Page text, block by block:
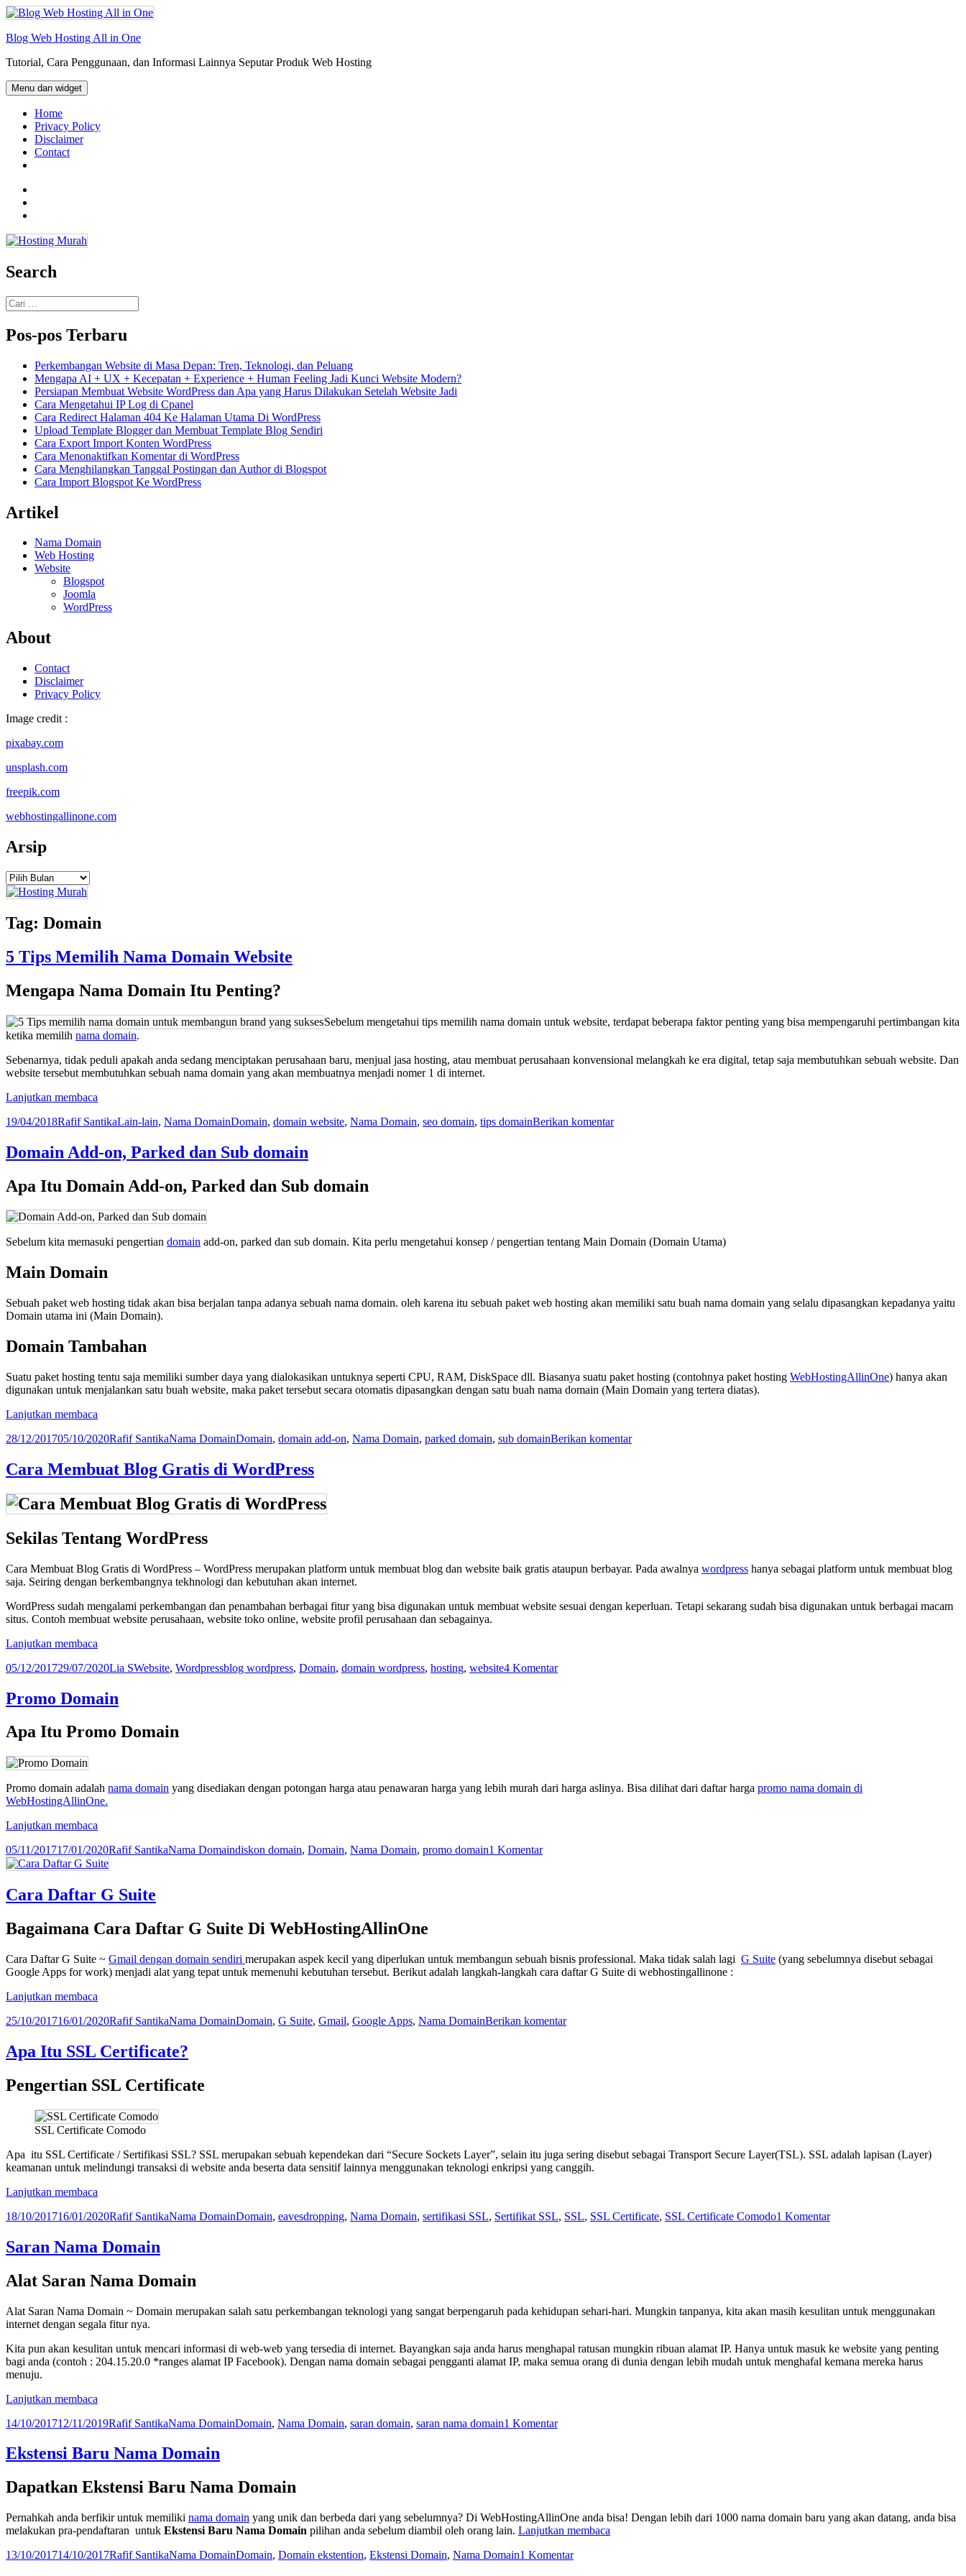
Langsung
ke
isi
Blog Web Hosting All in One
Tutorial, Cara Penggunaan, dan Informasi Lainnya Seputar Produk Web Hosting
Menu dan widget
Home
Privacy Policy
Disclaimer
Contact
Search
Cari
untuk:
Pos-pos Terbaru
Perkembangan Website di Masa Depan: Tren, Teknologi, dan Peluang
Mengapa AI + UX + Kecepatan + Experience + Human Feeling Jadi Kunci Website Modern?
Persiapan Membuat Website WordPress dan Apa yang Harus Dilakukan Setelah Website Jadi
Cara Mengetahui IP Log di Cpanel
Cara Redirect Halaman 404 Ke Halaman Utama Di WordPress
Upload Template Blogger dan Membuat Template Blog Sendiri
Cara Export Import Konten WordPress
Cara Menonaktifkan Komentar di WordPress
Cara Menghilangkan Tanggal Postingan dan Author di Blogspot
Cara Import Blogspot Ke WordPress
Artikel
Nama Domain
Web Hosting
Website
Blogspot
Joomla
WordPress
About
Contact
Disclaimer
Privacy Policy
Image credit :
pixabay.com
unsplash.com
freepik.com
webhostingallinone.com
Arsip
Arsip
Tag: Domain
5 Tips Memilih Nama Domain Website
Mengapa Nama Domain Itu Penting?
Sebelum mengetahui tips memilih nama domain untuk website, terdapat beberapa faktor penting yang bisa mempengaruhi pertimbangan kita
ketika memilih nama domain.
Sebenarnya, tidak peduli apakah anda sedang menciptakan perusahaan baru, menjual jasa hosting, atau membuat perusahaan konvensional melangkah ke era digital, tetap saja membutuhkan sebuah website. Dan
website tersebut membutuhkan sebuah nama domain yang akan membuatnya menjadi nomer 1 di internet.
Lanjutkan membaca
Memilih
Domain
Website
Diposkan
19/04/2018Penulis
Rafif SantikaKategori
Lain-lain, Nama DomainTag
Domain, domain website, Nama Domain, seo domain, tips domainBerikan komentaruntuk
Domain Add-on, Parked dan Sub domain
Apa Itu Domain Add-on, Parked dan Sub domain
Sebelum kita memasuki pengertian domain add-on, parked dan sub domain. Kita perlu mengetahui konsep / pengertian tentang Main Domain (Domain Utama)
Main Domain
Sebuah paket web hosting tidak akan bisa berjalan tanpa adanya sebuah nama domain. oleh karena itu sebuah paket web hosting akan memiliki satu buah nama domain yang selalu dipasangkan kepadanya yaitu
Domain utama ini (Main Domain).
Domain Tambahan
Suatu paket hosting tentu saja memiliki sumber daya yang dialokasikan untuknya seperti CPU, RAM, DiskSpace dll. Biasanya suatu paket hosting (contohnya paket hosting WebHostingAllinOne) hanya akan
digunakan untuk menjalankan satu buah website, maka paket tersebut secara otomatis dipasangkan dengan satu buah nama domain (Main Domain yang tertera diatas).
Lanjutkan membaca
on,
dan
Sub
domain
Diposkan
28/12/201705/10/2020Penulis
Rafif SantikaKategori
Nama DomainTag
Domain, domain add-on, Nama Domain, parked domain, sub domainBerikan komentaruntuk
Cara Membuat Blog Gratis di WordPress
Sekilas Tentang WordPress
Cara Membuat Blog Gratis di WordPress – WordPress merupakan platform untuk membuat blog dan website baik gratis ataupun berbayar. Pada awalnya wordpress hanya sebagai platform untuk membuat blog
saja. Seiring dengan berkembangnya tekhnologi dan kebutuhan akan internet.
WordPress sudah mengalami perkembangan dan penambahan berbagai fitur yang bisa digunakan untuk membuat website sesuai dengan keperluan. Tetapi sekarang sudah bisa digunakan untuk berbagai macam
situs. Contoh membuat website perusahaan, website toko online, website profil perusahaan dan sebagainya.
Lanjutkan membaca
Blog
di
WordPress
Diposkan
05/12/201729/07/2020Penulis
Lia SKategori
Website, WordpressTag
blog wordpress, Domain, domain wordpress, hosting, website4 Komentarpada
Promo Domain
Apa Itu Promo Domain
Promo domain adalah nama domain yang disediakan dengan potongan harga atau penawaran harga yang lebih murah dari harga aslinya. Bisa dilihat dari daftar harga promo nama domain di
WebHostingAllinOne.
Lanjutkan membaca
Diposkan
pada
05/11/201717/01/2020Penulis
Rafif SantikaKategori
Nama DomainTag
diskon domain, Domain, Nama Domain, promo domain1 Komentarpada
Cara Daftar G Suite
Bagaimana Cara Daftar G Suite Di WebHostingAllinOne
Cara Daftar G Suite ~ Gmail dengan domain sendiri merupakan aspek kecil yang diperlukan untuk membangun sebuah bisnis professional. Maka tidak salah lagi G Suite (yang sebelumnya disebut sebagai
Google Apps for work) menjadi alat yang tepat untuk memenuhi kebutuhan tersebut. Berikut adalah langkah-langkah cara daftar G Suite di webhostingallinone :
Lanjutkan membaca
G
Diposkan
25/10/201716/01/2020Penulis
Rafif SantikaKategori
Nama DomainTag
Domain, G Suite, Gmail, Google Apps, Nama DomainBerikan komentaruntuk
Apa Itu SSL Certificate?
Pengertian SSL Certificate
SSL Certificate Comodo
Apa itu SSL Certificate / Sertifikasi SSL? SSL merupakan sebuah kependekan dari “Secure Sockets Layer”, selain itu juga sering disebut sebagai Transport Secure Layer(TSL). SSL adalah lapisan (Layer)
keamanan untuk melindungi transaksi di website anda beserta data sensitif lainnya menggunakan teknologi enkripsi yang canggih.
Lanjutkan membaca
SSL
Diposkan
18/10/201716/01/2020Penulis
Rafif SantikaKategori
Nama DomainTag
Domain, eavesdropping, Nama Domain, sertifikasi SSL, Sertifikat SSL, SSL, SSL Certificate, SSL Certificate Comodo1 Komentarpada
Saran Nama Domain
Alat Saran Nama Domain
Alat Saran Nama Domain ~ Domain merupakan salah satu perkembangan teknologi yang sangat berpengaruh pada kehidupan sehari-hari. Mungkin tanpanya, kita akan masih kesulitan untuk menggunakan
internet dengan segala fitur nya.
Kita pun akan kesulitan untuk mencari informasi di web-web yang tersedia di internet. Bayangkan saja anda harus menghapal ratusan mungkin ribuan alamat IP. Hanya untuk masuk ke website yang penting
bagi anda (contoh : 204.15.20.0 *ranges alamat IP Facebook). Dengan nama domain sebagai pengganti alamat IP, maka semua orang di dunia dengan lebih mudah untuk menghafal kemana mereka harus
menuju.
Lanjutkan membaca
Domain
Diposkan
14/10/201712/11/2019Penulis
Rafif SantikaKategori
Nama DomainTag
Domain, Nama Domain, saran domain, saran nama domain1 Komentarpada
Ekstensi Baru Nama Domain
Dapatkan Ekstensi Baru Nama Domain
Pernahkah anda berfikir untuk memiliki nama domain yang unik dan berbeda dari yang sebelumnya? Di WebHostingAllinOne anda bisa! Dengan lebih dari 1000 nama domain baru yang akan datang, anda bisa
melakukan pra-pendaftaran untuk Ekstensi Baru Nama Domain pilihan anda sebelum diambil oleh orang lain. Lanjutkan membaca
Diposkan
13/10/201714/10/2017Penulis
Rafif SantikaKategori
Nama DomainTag
Domain, Domain ekstention, Ekstensi Domain, Nama Domain1 Komentarpada